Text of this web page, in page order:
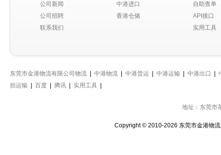
公司新闻
公司招聘
联系我们
中港进口
香港仓储
自助查单
API接口
实用工具
东莞市金港物流有限公司物流 中港物流 中港货运 中港运输 中港出口
担运输
百度 腾讯 实用工具
地址：东莞市
Copyright © 2010-2026 东莞市金港物